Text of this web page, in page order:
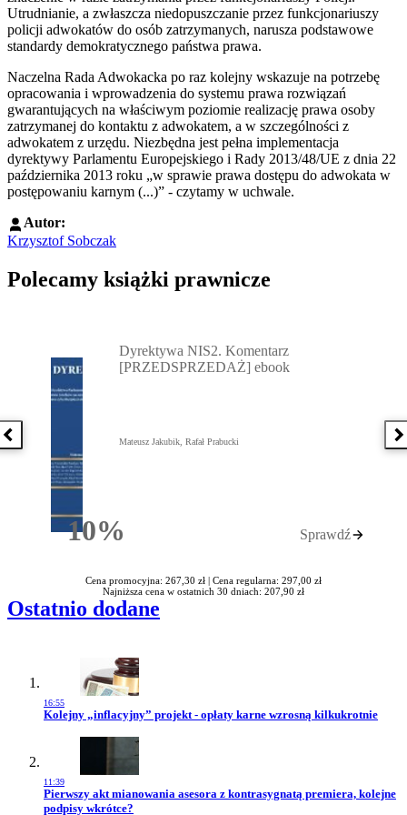
Utrudnianie, a zwłaszcza niedopuszczanie przez funkcjonariuszy
policji adwokatów do osób zatrzymanych, narusza podstawowe
standardy demokratycznego państwa prawa.
Naczelna Rada Adwokacka po raz kolejny wskazuje na potrzebę
opracowania i wprowadzenia do systemu prawa rozwiązań
gwarantujących na właściwym poziomie realizację prawa osoby
zatrzymanej do kontaktu z adwokatem, a w szczególności z
adwokatem z urzędu. Niezbędna jest pełna implementacja
dyrektywy Parlamentu Europejskiego i Rady 2013/48/UE z dnia 22
października 2013 roku „w sprawie prawa dostępu do adwokata w
postępowaniu karnym (...)” - czytamy w uchwale.
Autor:
Krzysztof Sobczak
Polecamy książki prawnicze
Poprzednia książka
10%Rabatu
Dyrektywa NIS2. Komentarz
[PRZEDSPRZEDAŻ] ebook
Mateusz Jakubik, Rafał Prabucki
Sprawdź
Cena promocyjna: 267,30 zł | Cena regularna: 297,00 zł
Najniższa cena w ostatnich 30 dniach: 207,90 zł
Ostatnio dodane
16:55
Przejdź do artykułu:
Kolejny „inflacyjny” projekt - opłaty karne wzrosną kilkukrotnie
11:39
Przejdź do artykułu:
Pierwszy akt mianowania asesora z kontrasygnatą premiera, kolejne
podpisy wkrótce?